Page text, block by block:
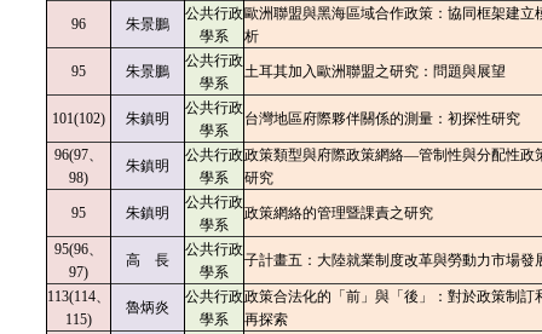
96 朱景鵬
公共行政
學系
歐洲聯盟與黑海區域合作政策：協同框架建立
析
95 朱景鵬
公共行政
學系
土耳其加入歐洲聯盟之研究：問題與展望
101(102) 朱鎮明
公共行政
學系
台灣地區府際夥伴關係的測量：初探性研究
96(97、
98)
朱鎮明
公共行政
學系
政策類型與府際政策網絡—管制性與分配性政
研究
95 朱鎮明
公共行政
學系
政策網絡的管理暨課責之研究
95(96、
97)
高 長
公共行政
學系
子計畫五：大陸就業制度改革與勞動力市場發
113(114、
115)
魯炳炎
公共行政
學系
政策合法化的「前」與「後」：對於政策制訂
再探索